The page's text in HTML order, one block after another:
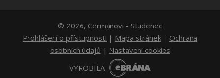
© 2026, Cermanovi - Studenec
Prohlášení o přístupnosti | Mapa stránek | Ochrana
osobních údajů | Nastavení cookies
VYROBILA
B